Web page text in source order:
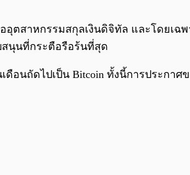
อุตสาหกรรมสกุลเงินดิจิทัล และโดยเฉพ
นุนที่กระตือรือร้นที่สุด
อนถัดไปเป็น Bitcoin ทั้งนี้การประก